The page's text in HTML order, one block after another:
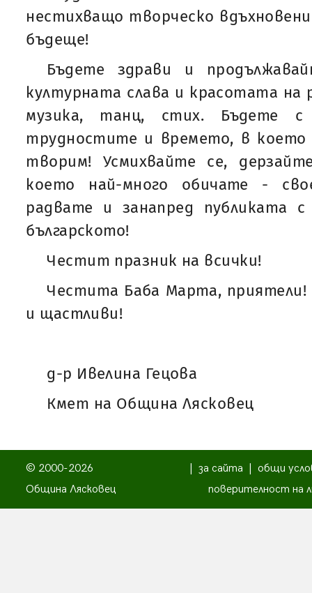
нестихващо творческо
бъдеще!
Бъдете здрави и
културната слава и красотата на
музика, танц, стих. Бъдете с
трудностите и времето, в което
творим! Усмихвайте се,
което най-много обичате -
радвате и занапред публиката
българското!
Честит празник на всички!
Честита Баба Марта, приятели!
и щастливи!
д-р Ивелина Гецова
Кмет на Община Лясковец
© 2000-2026
Община Лясковец
за сайта
общи
поверителност на